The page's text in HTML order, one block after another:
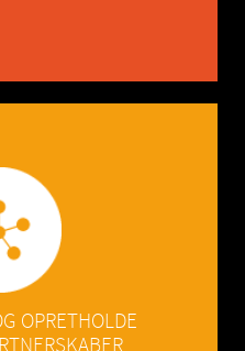
OPRETHOLDE
og